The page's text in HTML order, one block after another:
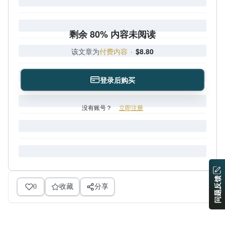
剩余 80% 内容未阅读
该文章为付费内容 · $8.80
登录后购买
没有账号？ 立即注册
0 收藏 分享 问题反馈